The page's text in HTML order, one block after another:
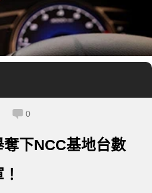
0
下NCC基地台數